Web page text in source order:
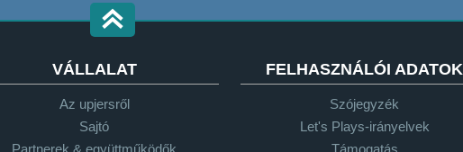
VÁLLALAT
Az upjersről
Sajtó
Partnerek & együttműködők
FELHASZNÁLÓI ADATOK
Szójegyzék
Let's Plays-irányelvek
Támogatás